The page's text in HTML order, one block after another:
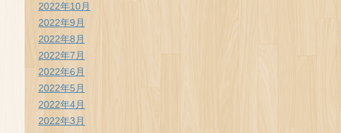
2022年10月
2022年9月
2022年8月
2022年7月
2022年6月
2022年5月
2022年4月
2022年3月